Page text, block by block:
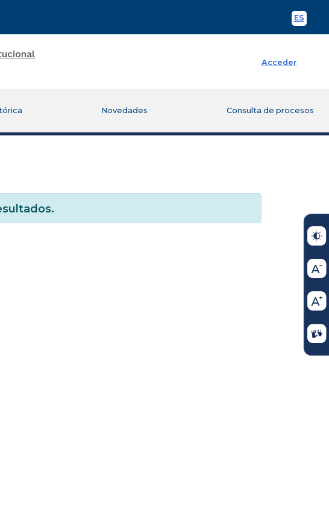
ES
Acceder
Novedades Consulta de procesos